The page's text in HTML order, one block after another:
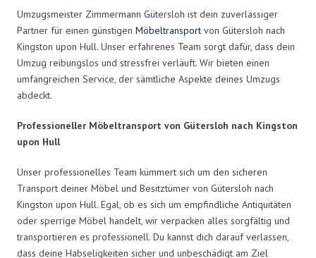
Umzugsmeister Zimmermann Gütersloh ist dein zuverlässiger
Partner für einen günstigen Möbeltransport von Gütersloh nach
Kingston upon Hull. Unser erfahrenes Team sorgt dafür, dass dein
Umzug reibungslos und stressfrei verläuft. Wir bieten einen
umfangreichen Service, der sämtliche Aspekte deines Umzugs
abdeckt.
Professioneller Möbeltransport von Gütersloh nach Kingston
upon Hull
Unser professionelles Team kümmert sich um den sicheren
Transport deiner Möbel und Besitztümer von Gütersloh nach
Kingston upon Hull. Egal, ob es sich um empfindliche Antiquitäten
oder sperrige Möbel handelt, wir verpacken alles sorgfältig und
transportieren es professionell. Du kannst dich darauf verlassen,
dass deine Habseligkeiten sicher und unbeschädigt am Ziel